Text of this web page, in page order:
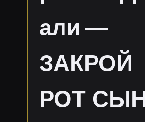
али —
ЗАКРОЙ
РОТ